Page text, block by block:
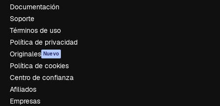
Documentación
Soporte
Términos de uso
Política de privacidad
Originales Nuevo
Política de cookies
Centro de confianza
Afiliados
Empresas